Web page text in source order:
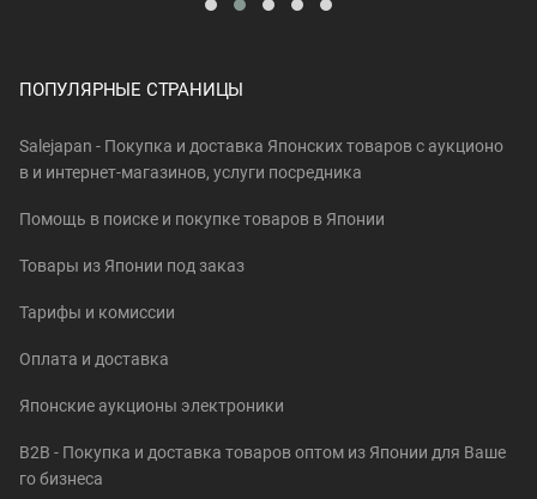
ПОПУЛЯРНЫЕ СТРАНИЦЫ
Salejapan - Покупка и доставка Японских товаров c аукционо
в и интернет-магазинов, услуги посредника
Помощь в поиске и покупке товаров в Японии
Товары из Японии под заказ
Тарифы и комиссии
Оплата и доставка
Японские аукционы электроники
B2B - Покупка и доставка товаров оптом из Японии для Ваше
го бизнеса